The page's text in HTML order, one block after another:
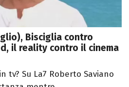
Bisciglia contro
il reality contro il cinema
tv? Su La7 Roberto Saviano